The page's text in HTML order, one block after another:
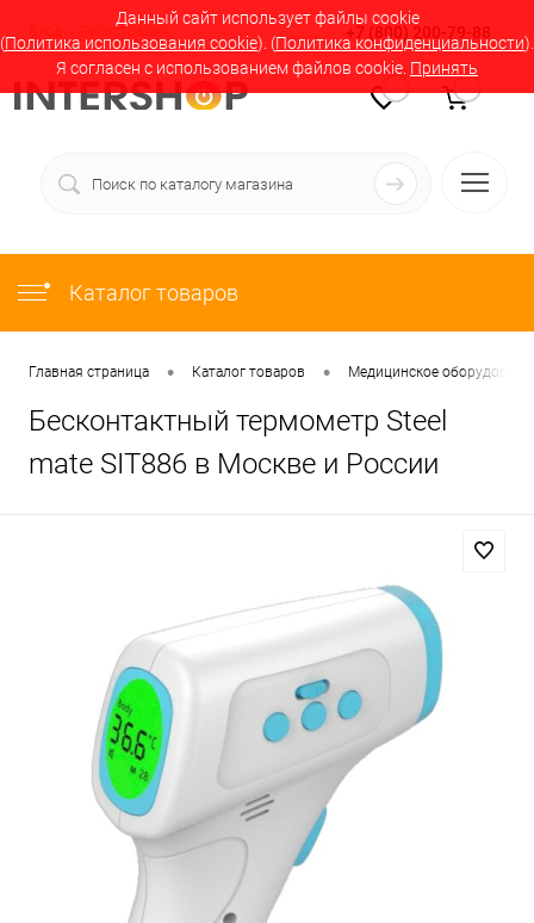
Данный сайт использует файлы cookie
(Политика использования cookie). (Политика конфиденциальности).
Я согласен с использованием файлов cookie. Принять
Вход Регистрация +7 (800) 200-79-88
Каталог товаров
Главная страница • Каталог товаров • Медицинское
Бесконтактный термометр Steel
mate SIT886 в Москве и России